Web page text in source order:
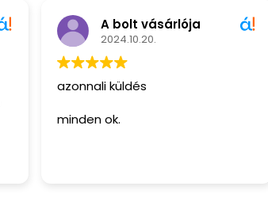
A bolt vásárlója
2024.10.20.
azonnali küldés
minden ok.